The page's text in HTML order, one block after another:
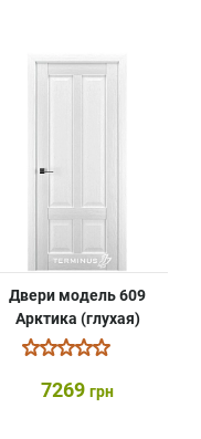
Двери модель 609
Арктика (глухая)
7269 грн